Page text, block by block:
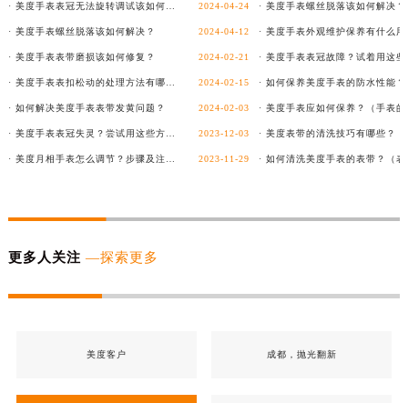
2024-04-24
· 美度手表螺丝脱落该如何解决？ 2024-04-12
· 美度手表表带磨损该如何修复？ 2024-02-21
2024-02-15
· 如何解决美度手表表带发黄问题？ 2024-02-03
2023-12-03
2023-11-29
· 美度手表螺丝脱落该如何解决？
· 如何保养美度手表的防水性能？
更多人关注 —探索更多
美度客户 成都，抛光翻新